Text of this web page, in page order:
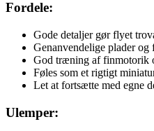
Fordele:
Gode detaljer gør flyet
Genanvendelige plader
God træning af finmotorik
Føles som et rigtigt
Let at fortsætte med egne
Ulemper: